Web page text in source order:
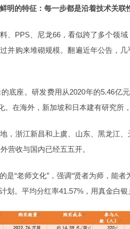
明的特征：每一步都是沿着技术关联
、PPS、尼龙66，看似跨了多个领
并购来堆砌规模。翻遍近年公告，
底座。研发费用从2020年的5.46亿
。在海外，新加坡和日本建有研究所
，浙江新昌和上虞、山东、黑龙江
营收与国内已经五五开。
是“老师文化”，强调“贤者为师，能
划。平均分红率41.57%，用真金白